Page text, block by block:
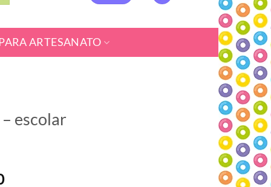
ARTESANATO
escolar
O